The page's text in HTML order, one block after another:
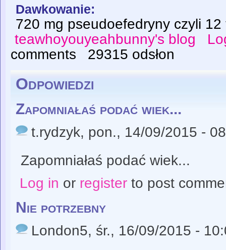
Dawkowanie:
720 mg pseudoefedryny czyli
teawhoyouyeahbunny's blog
comments
29315 odsłon
Odpowiedzi
Zapomniałaś podać wiek...
t.rydzyk, pon., 14/09/2015 -
Zapomniałaś podać wiek...
Log in or registerto post
Nie potrzebny
London5, śr., 16/09/2015 -